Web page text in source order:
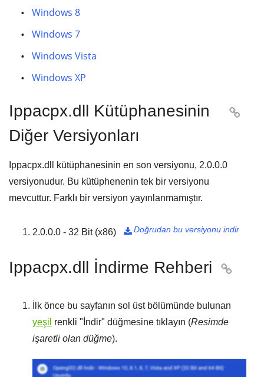
Windows 8
Windows 7
Windows Vista
Windows XP
Ippacpx.dll Kütüphanesinin
Diğer Versiyonları

Ippacpx.dll kütüphanesinin en son versiyonu, 2.0.0.0
versiyonudur. Bu kütüphenenin tek bir versiyonu
mevcuttur. Farklı bir versiyon yayınlanmamıştır.
2.0.0.0 - 32 Bit (x86) Doğrudan bu versiyonu indir

Ippacpx.dll İndirme Rehberi 
İlk önce bu sayfanın sol üst bölümünde bulunan
yeşil renkli " İndir" düğmesine tıklayın (Resimde
işaretli olan düğme).